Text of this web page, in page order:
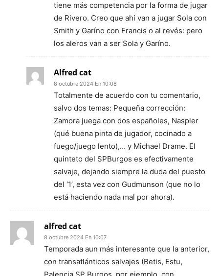
tiene más competencia por la forma de jugar
de Rivero. Creo que ahí van a jugar Sola con
Smith y Garíno con Francis o al revés: pero
los aleros van a ser Sola y Garíno.
Alfred cat
8 octubre 2024 En 10:08
Totalmente de acuerdo con tu comentario,
salvo dos temas: Pequeña corrección:
Zamora juega con dos españoles, Naspler
(qué buena pinta de jugador, cocinado a
fuego/juego lento),… y Michael Drame. El
quinteto del SPBurgos es efectivamente
salvaje, dejando siempre la duda del puesto
del ‘1’, esta vez con Gudmunson (que no lo
está haciendo nada mal por ahora).
alfred cat
8 octubre 2024 En 10:07
Temporada aun más interesante que la anterior,
con transatlánticos salvajes (Betis, Estu,